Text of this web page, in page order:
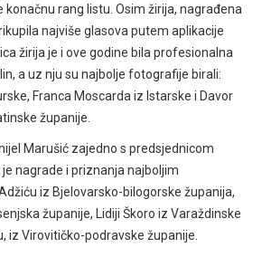
konačnu rang listu. Osim žirija, nagrađena
najviše glasova putem aplikacije
žirija je i ove godine bila profesionalna
a uz nju su najbolje fotografije birali:
Franca Moscarda iz Istarske i Davor
županije.
Marušić zajedno s predsjednicom
nagrade i priznanja najboljim
iz Bjelovarsko-bilogorske županija,
županije, Lidiji Škoro iz Varaždinske
iz Virovitičko-podravske županije.